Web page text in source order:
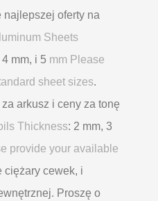
oferty na
Sheets
mm, i 5 mm Please
sheet sizes.
arkusz i ceny za tonę
Thickness: 2 mm, 3
provide your available
ciężary cewek, i
Proszę o